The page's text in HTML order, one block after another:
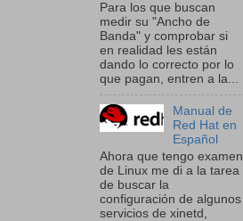
Para los que buscan
medir su "Ancho de
Banda" y comprobar si
en realidad les están
dando lo correcto por lo
que pagan, entren a la...
Manual de
Red Hat en
Español
Ahora que tengo examen
de Linux me di a la tarea
de buscar la
configuración de algunos
servicios de xinetd,